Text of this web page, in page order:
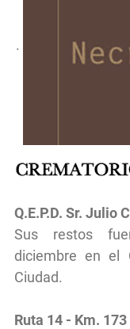
.
Q.E.P.D. Sr. Julio
Sus restos
diciembre en el
Ciudad.
Ruta 14 - Km.